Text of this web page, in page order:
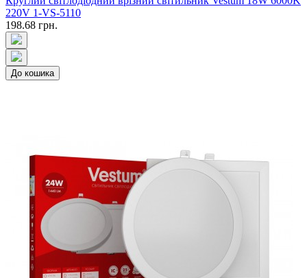
220V 1-VS-5110
198.68 грн.
До кошика